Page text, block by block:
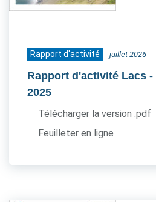
Rapport d'activité juillet 2026
Rapport d'activité Lacs -
2025
Télécharger la version .pdf
Feuilleter en ligne